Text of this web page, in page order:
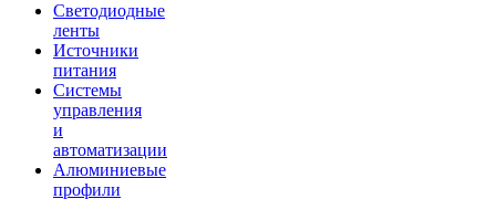
Светодиодные
ленты
Источники
питания
Системы
управления
и
автоматизации
Алюминиевые
профили